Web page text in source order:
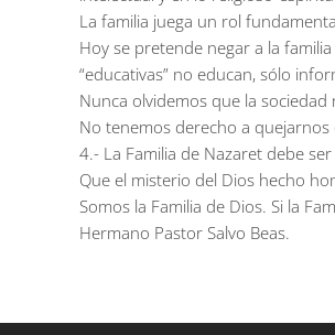
La familia juega un rol
Hoy se pretende negar a la
“educativas” no educan, sólo
Nunca olvidemos que la
No tenemos derecho a
4.- La Familia de Nazaret debe
Que el misterio del Dios hecho
Somos la Familia de Dios. Si la
Hermano Pastor Salvo Beas.